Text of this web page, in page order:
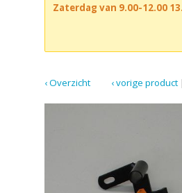
Zaterdag van 9.00-12.00
‹ Overzicht ‹ vorige product